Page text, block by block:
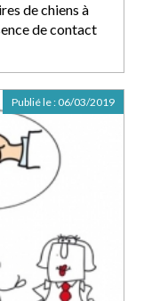
de chiens à
de contact
Publié le : 06/03/2019